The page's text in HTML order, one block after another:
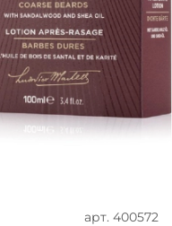
арт. 400572